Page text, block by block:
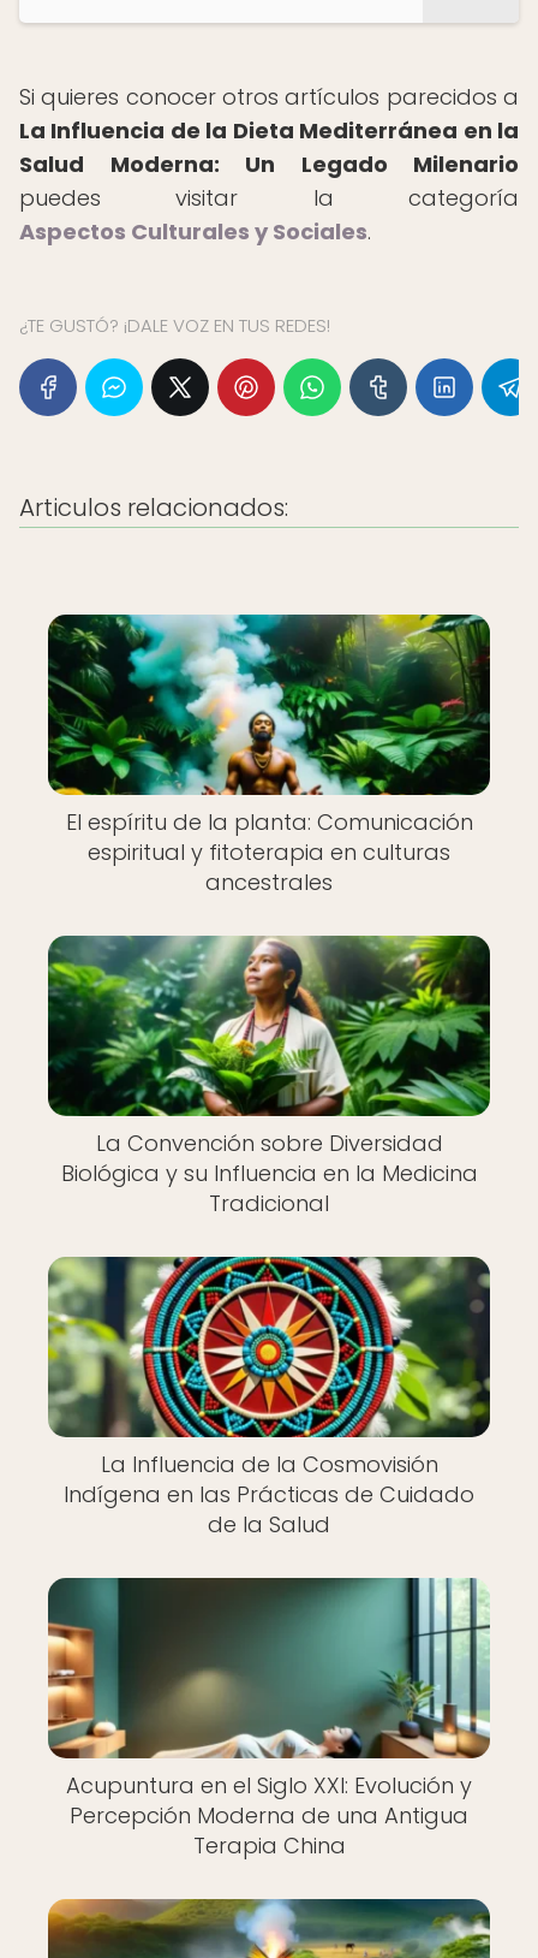
Si quieres conocer otros artículos parecidos a
La Influencia de la Dieta Mediterránea en la
Salud Moderna: Un Legado Milenario
puedes visitar la categoría
Aspectos Culturales y Sociales.
¿TE GUSTÓ? ¡DALE VOZ EN TUS REDES!
Articulos relacionados:
El espíritu de la planta: Comunicación
espiritual y fitoterapia en culturas
ancestrales
La Convención sobre Diversidad
Biológica y su Influencia en la Medicina
Tradicional
La Influencia de la Cosmovisión
Indígena en las Prácticas de Cuidado
de la Salud
Acupuntura en el Siglo XXI: Evolución y
Percepción Moderna de una Antigua
Terapia China